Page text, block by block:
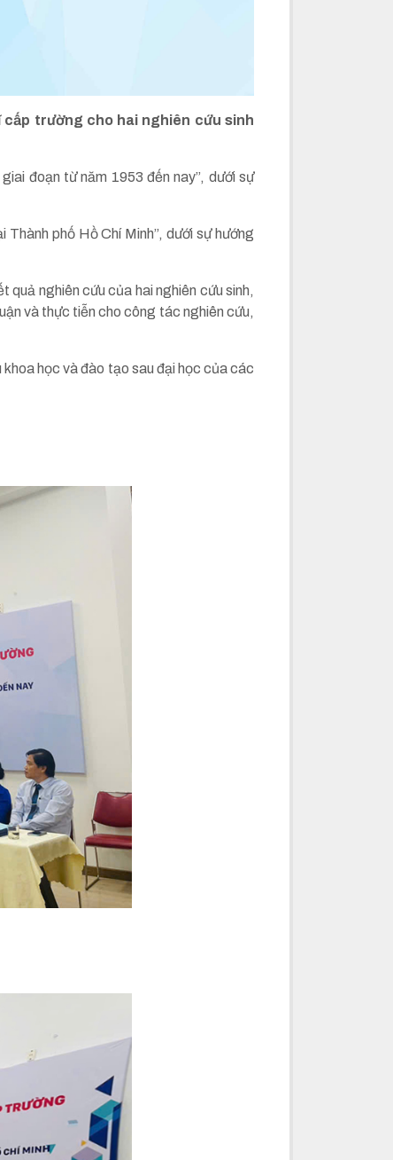
cấp trường cho hai nghiên cứu sinh
đoạn từ năm 1953 đến nay”, dưới sự
phố Hồ Chí Minh”, dưới sự hướng
quả nghiên cứu của hai nghiên cứu sinh,
và thực tiễn cho công tác nghiên cứu,
học và đào tạo sau đại học của các